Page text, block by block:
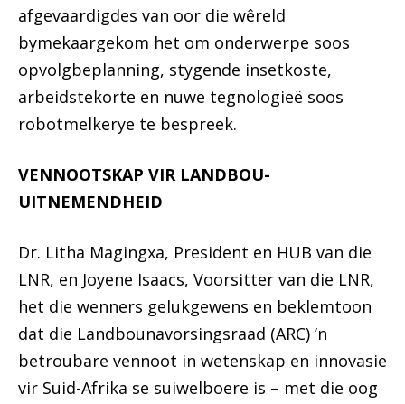
afgevaardigdes van oor die wêreld
bymekaargekom het om onderwerpe soos
opvolgbeplanning, stygende insetkoste,
arbeidstekorte en nuwe tegnologieë soos
robotmelkerye te bespreek.
VENNOOTSKAP VIR LANDBOU-
UITNEMENDHEID
Dr. Litha Magingxa, President en HUB van die
LNR, en Joyene Isaacs, Voorsitter van die LNR,
het die wenners gelukgewens en beklemtoon
dat die Landbounavorsingsraad (ARC) ’n
betroubare vennoot in wetenskap en innovasie
vir Suid-Afrika se suiwelboere is – met die oog